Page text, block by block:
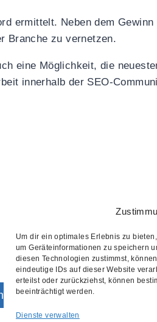
Um dir ein optimales Erlebnis zu
um Geräteinformationen zu speichern
diesen Technologien zustimmst,
eindeutige IDs auf dieser Website
erteilst oder zurückziehst, können
beeinträchtigt werden.
Dienste verwalten
ermittelt. Neben dem
Branche zu vernetzen.
eine Möglichkeit, die
innerhalb der SEO-